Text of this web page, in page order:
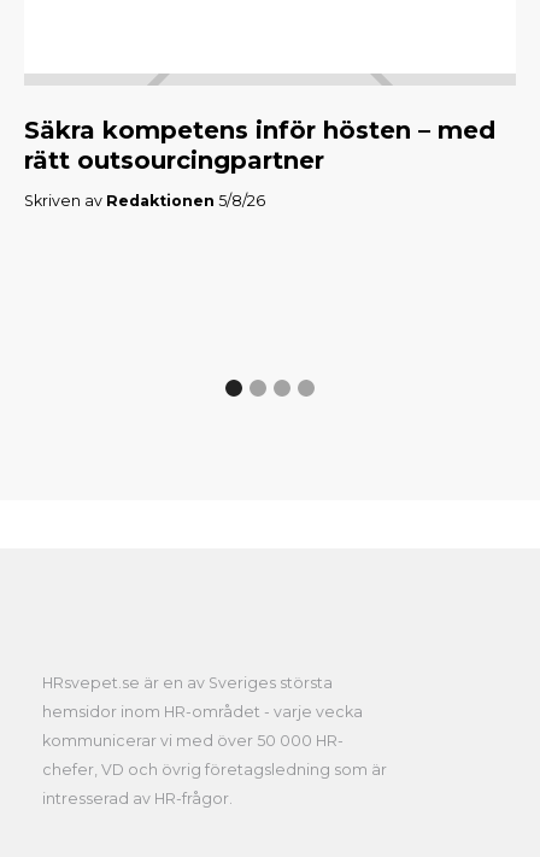
Säkra kompetens inför hösten – med
rätt outsourcingpartner
Skriven av Redaktionen 5/8/26
HRsvepet.se är en av Sveriges största
hemsidor inom HR-området - varje vecka
kommunicerar vi med över 50 000 HR-
chefer, VD och övrig företagsledning som är
intresserad av HR-frågor.